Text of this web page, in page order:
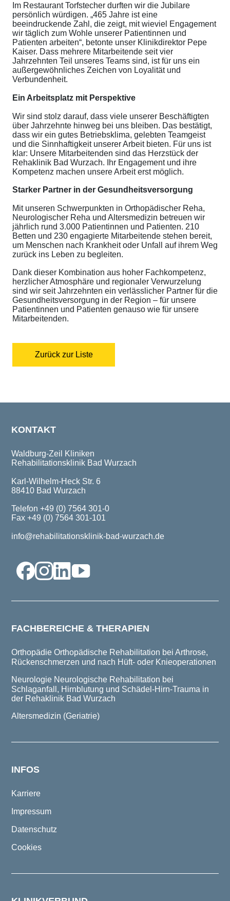
Im Restaurant Torfstecher durften wir die Jubilare
persönlich würdigen. „465 Jahre ist eine
beeindruckende Zahl, die zeigt, mit wieviel Engagement
wir täglich zum Wohle unserer Patientinnen und
Patienten arbeiten“, betonte unser Klinikdirektor Pepe
Kaiser. Dass mehrere Mitarbeitende seit vier
Jahrzehnten Teil unseres Teams sind, ist für uns ein
außergewöhnliches Zeichen von Loyalität und
Verbundenheit.
Ein Arbeitsplatz mit Perspektive
Wir sind stolz darauf, dass viele unserer Beschäftigten
über Jahrzehnte hinweg bei uns bleiben. Das bestätigt,
dass wir ein gutes Betriebsklima, gelebten Teamgeist
und die Sinnhaftigkeit unserer Arbeit bieten. Für uns ist
klar: Unsere Mitarbeitenden sind das Herzstück der
Rehaklinik Bad Wurzach. Ihr Engagement und ihre
Kompetenz machen unsere Arbeit erst möglich.
Starker Partner in der Gesundheitsversorgung
Mit unseren Schwerpunkten in Orthopädischer Reha,
Neurologischer Reha und Altersmedizin betreuen wir
jährlich rund 3.000 Patientinnen und Patienten. 210
Betten und 230 engagierte Mitarbeitende stehen bereit,
um Menschen nach Krankheit oder Unfall auf ihrem Weg
zurück ins Leben zu begleiten.
Dank dieser Kombination aus hoher Fachkompetenz,
herzlicher Atmosphäre und regionaler Verwurzelung
sind wir seit Jahrzehnten ein verlässlicher Partner für die
Gesundheitsversorgung in der Region – für unsere
Patientinnen und Patienten genauso wie für unsere
Mitarbeitenden.
Zurück zur Liste
KONTAKT
Waldburg-Zeil Kliniken
Rehabilitationsklinik Bad Wurzach
Karl-Wilhelm-Heck Str. 6
88410 Bad Wurzach
Telefon +49 (0) 7564 301-0
Fax +49 (0) 7564 301-101
info@rehabilitationsklinik-bad-wurzach.de
FACHBEREICHE & THERAPIEN
Orthopädie Orthopädische Rehabilitation bei Arthrose,
Rückenschmerzen und nach Hüft- oder Knieoperationen
Neurologie Neurologische Rehabilitation bei
Schlaganfall, Hirnblutung und Schädel-Hirn-Trauma in
der Rehaklinik Bad Wurzach
Altersmedizin (Geriatrie)
INFOS
Karriere
Impressum
Datenschutz
Cookies